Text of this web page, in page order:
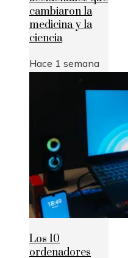
cambiaron la
medicina y la
ciencia
Hace 1 semana
Los 10
ordenadores